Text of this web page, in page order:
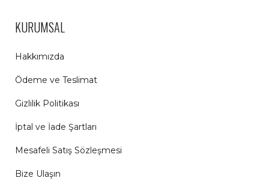
KURUMSAL
Hakkımızda
Ödeme ve Teslimat
Gizlilik Politikası
İptal ve İade Şartları
Mesafeli Satış Sözleşmesi
Bize Ulaşın